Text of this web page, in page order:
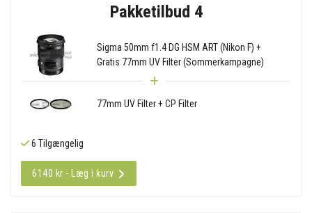
Pakketilbud 4
Sigma 50mm f1.4 DG HSM ART (Nikon F) +
Gratis 77mm UV Filter (Sommerkampagne)
77mm UV Filter + CP Filter
6 Tilgængelig
6140 kr - Læg i kurv